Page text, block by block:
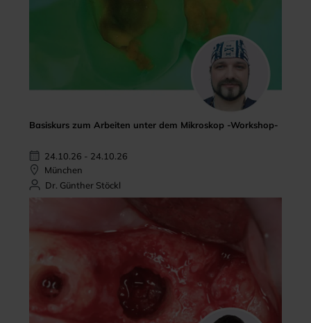
Basiskurs zum Arbeiten unter dem Mikroskop -Workshop-
24.10.26 - 24.10.26
München
Dr. Günther Stöckl